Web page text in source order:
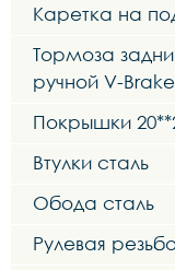
Каретка на
Тормоза
ручной V-Brake
Покрышки
Втулки сталь
Обода сталь
Рулевая